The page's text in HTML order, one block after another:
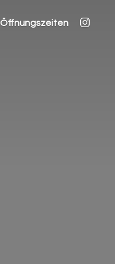
Öffnungszeiten